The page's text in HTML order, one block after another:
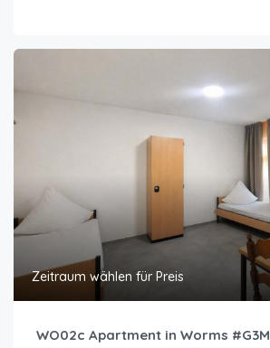
Zeitraum wählen für Preis
WO02c Apartment in Worms #G3M